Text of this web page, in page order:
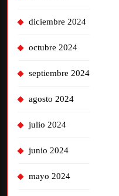
diciembre 2024
octubre 2024
septiembre 2024
agosto 2024
julio 2024
junio 2024
mayo 2024